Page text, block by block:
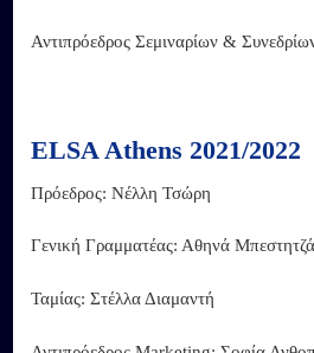
Αντιπρόεδρος Σεμιναρίων &
ELSA Athens 2021/2022
Πρόεδρος: Νέλλη Τσώρη
Γενική Γραμματέας: Αθηνά
Ταμίας: Στέλλα Διαμαντή